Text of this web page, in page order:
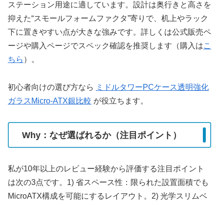
ステーション用途に適しています。設計は奥行きと高さを
抑えた“スモールフォームファクタ”寄りで、机上やラック
下に置きやすい点が大きな強みです。詳しくは公式販売ペ
ージや購入ページでスペック確認を推奨します（購入はこ
ちら ）。
初心者向けの選び方なら ミドルタワーPCケース透明強化
ガラスMicro-ATX銀比較 が役立ちます。
Why：なぜ選ばれるか（注目ポイント）
私が10年以上のレビュー経験から評価する注目ポイント
は次の3点です。1) 省スペース性：限られた設置面積でも
MicroATX構成を可能にするレイアウト。2) 光学スリムベ